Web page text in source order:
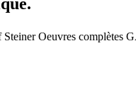
Steiner Oeuvres complètes